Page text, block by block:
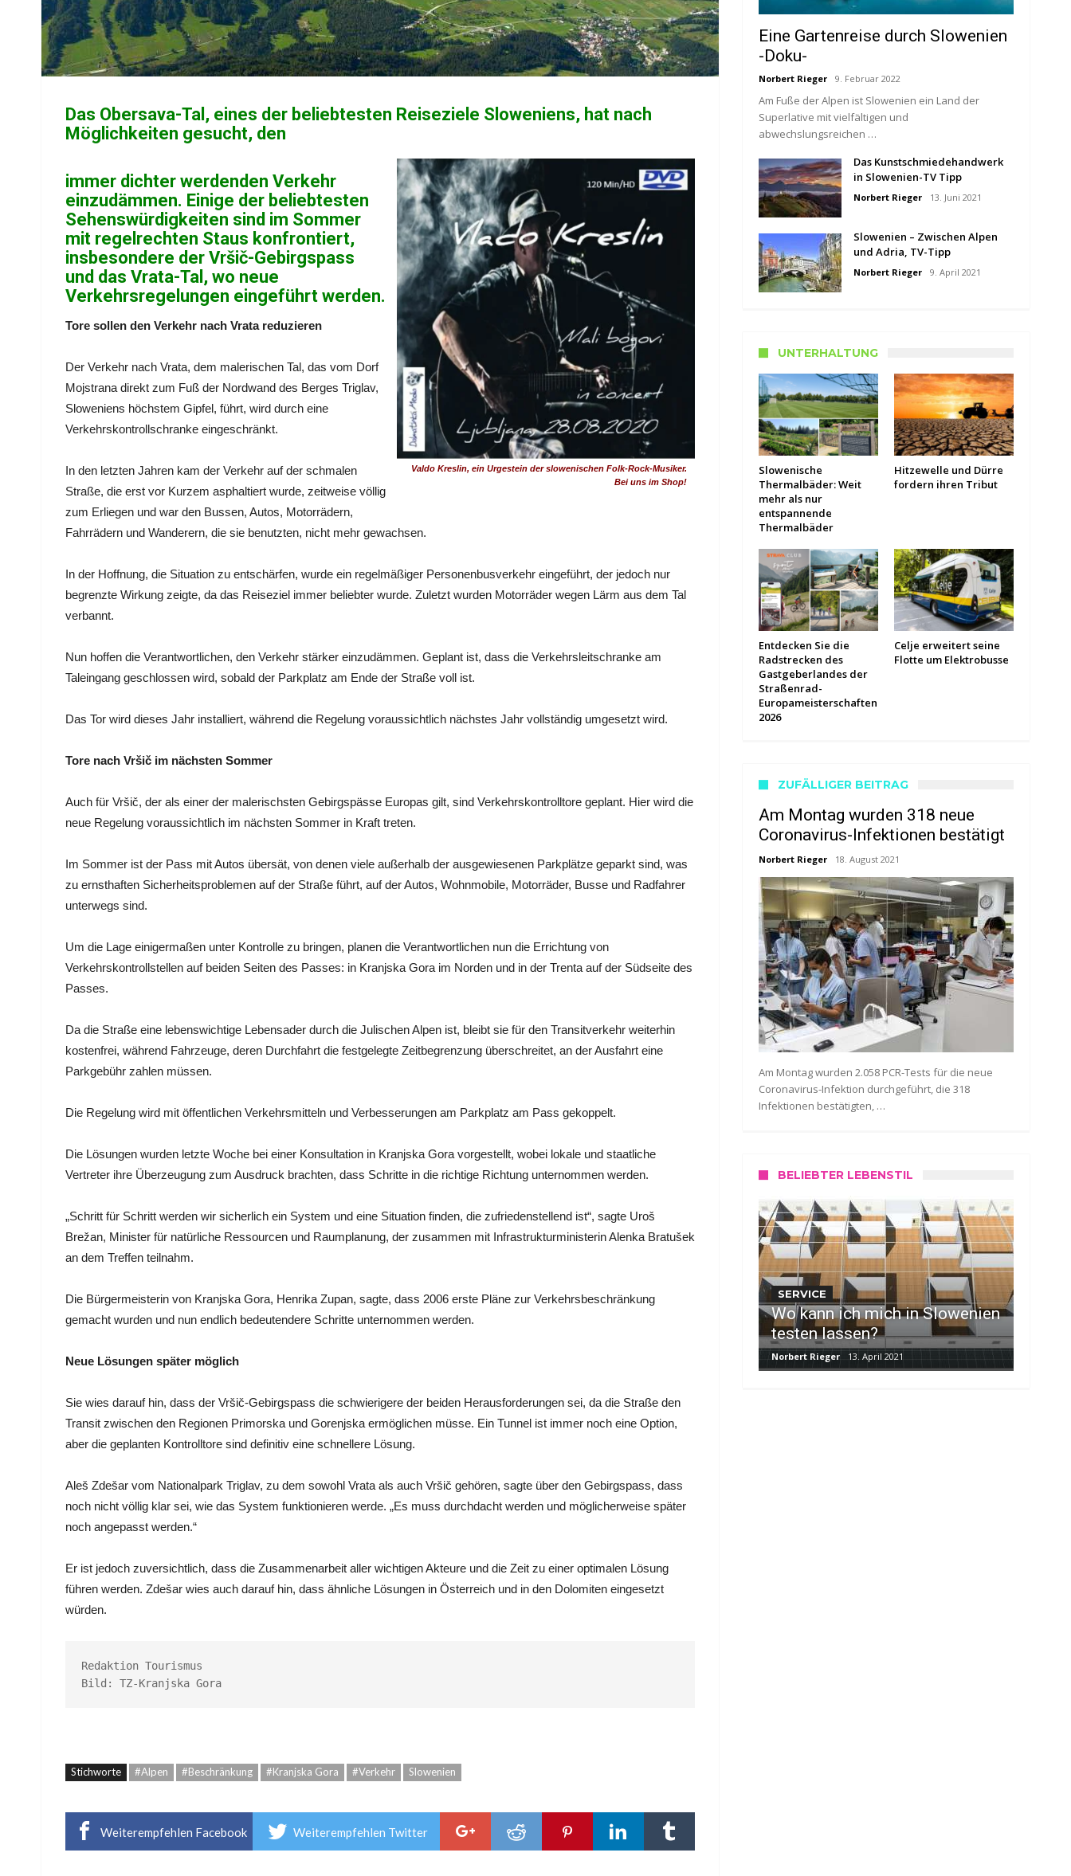
Das Obersava-Tal, eines der beliebtesten Reiseziele Sloweniens, hat nach
Möglichkeiten gesucht, den
Valdo Kreslin, ein Urgestein der slowenischen Folk-Rock-Musiker.
Bei uns im Shop!
immer dichter werdenden Verkehr
einzudämmen. Einige der beliebtesten
Sehenswürdigkeiten sind im Sommer
mit regelrechten Staus konfrontiert,
insbesondere der Vršič-Gebirgspass
und das Vrata-Tal, wo neue
Verkehrsregelungen eingeführt werden.
Tore sollen den Verkehr nach Vrata reduzieren
Der Verkehr nach Vrata, dem malerischen Tal, das vom Dorf
Mojstrana direkt zum Fuß der Nordwand des Berges Triglav,
Sloweniens höchstem Gipfel, führt, wird durch eine
Verkehrskontrollschranke eingeschränkt.
In den letzten Jahren kam der Verkehr auf der schmalen
Straße, die erst vor Kurzem asphaltiert wurde, zeitweise völlig
zum Erliegen und war den Bussen, Autos, Motorrädern,
Fahrrädern und Wanderern, die sie benutzten, nicht mehr gewachsen.
In der Hoffnung, die Situation zu entschärfen, wurde ein regelmäßiger Personenbusverkehr eingeführt, der jedoch nur
begrenzte Wirkung zeigte, da das Reiseziel immer beliebter wurde. Zuletzt wurden Motorräder wegen Lärm aus dem Tal
verbannt.
Nun hoffen die Verantwortlichen, den Verkehr stärker einzudämmen. Geplant ist, dass die Verkehrsleitschranke am
Taleingang geschlossen wird, sobald der Parkplatz am Ende der Straße voll ist.
Das Tor wird dieses Jahr installiert, während die Regelung voraussichtlich nächstes Jahr vollständig umgesetzt wird.
Tore nach Vršič im nächsten Sommer
Auch für Vršič, der als einer der malerischsten Gebirgspässe Europas gilt, sind Verkehrskontrolltore geplant. Hier wird die
neue Regelung voraussichtlich im nächsten Sommer in Kraft treten.
Im Sommer ist der Pass mit Autos übersät, von denen viele außerhalb der ausgewiesenen Parkplätze geparkt sind, was
zu ernsthaften Sicherheitsproblemen auf der Straße führt, auf der Autos, Wohnmobile, Motorräder, Busse und Radfahrer
unterwegs sind.
Um die Lage einigermaßen unter Kontrolle zu bringen, planen die Verantwortlichen nun die Errichtung von
Verkehrskontrollstellen auf beiden Seiten des Passes: in Kranjska Gora im Norden und in der Trenta auf der Südseite des
Passes.
Da die Straße eine lebenswichtige Lebensader durch die Julischen Alpen ist, bleibt sie für den Transitverkehr weiterhin
kostenfrei, während Fahrzeuge, deren Durchfahrt die festgelegte Zeitbegrenzung überschreitet, an der Ausfahrt eine
Parkgebühr zahlen müssen.
Die Regelung wird mit öffentlichen Verkehrsmitteln und Verbesserungen am Parkplatz am Pass gekoppelt.
Die Lösungen wurden letzte Woche bei einer Konsultation in Kranjska Gora vorgestellt, wobei lokale und staatliche
Vertreter ihre Überzeugung zum Ausdruck brachten, dass Schritte in die richtige Richtung unternommen werden.
„Schritt für Schritt werden wir sicherlich ein System und eine Situation finden, die zufriedenstellend ist“, sagte Uroš
Brežan, Minister für natürliche Ressourcen und Raumplanung, der zusammen mit Infrastrukturministerin Alenka Bratušek
an dem Treffen teilnahm.
Die Bürgermeisterin von Kranjska Gora, Henrika Zupan, sagte, dass 2006 erste Pläne zur Verkehrsbeschränkung
gemacht wurden und nun endlich bedeutendere Schritte unternommen werden.
Neue Lösungen später möglich
Sie wies darauf hin, dass der Vršič-Gebirgspass die schwierigere der beiden Herausforderungen sei, da die Straße den
Transit zwischen den Regionen Primorska und Gorenjska ermöglichen müsse. Ein Tunnel ist immer noch eine Option,
aber die geplanten Kontrolltore sind definitiv eine schnellere Lösung.
Aleš Zdešar vom Nationalpark Triglav, zu dem sowohl Vrata als auch Vršič gehören, sagte über den Gebirgspass, dass
noch nicht völlig klar sei, wie das System funktionieren werde. „Es muss durchdacht werden und möglicherweise später
noch angepasst werden.“
Er ist jedoch zuversichtlich, dass die Zusammenarbeit aller wichtigen Akteure und die Zeit zu einer optimalen Lösung
führen werden. Zdešar wies auch darauf hin, dass ähnliche Lösungen in Österreich und in den Dolomiten eingesetzt
würden.
Redaktion Tourismus
Bild: TZ-Kranjska Gora
Stichworte #Alpen #Beschränkung #Kranjska Gora #Verkehr Slowenien
Weiterempfehlen Facebook Weiterempfehlen Twitter
Eine Gartenreise durch Slowenien
-Doku-
Norbert Rieger 9. Februar 2022
Am Fuße der Alpen ist Slowenien ein Land der
Superlative mit vielfältigen und
abwechslungsreichen …
Das Kunstschmiedehandwerk
in Slowenien-TV Tipp
Norbert Rieger 13. Juni 2021
Slowenien – Zwischen Alpen
und Adria, TV-Tipp
Norbert Rieger 9. April 2021
UNTERHALTUNG
Slowenische
Thermalbäder: Weit
mehr als nur
entspannende
Thermalbäder
Hitzewelle und Dürre
fordern ihren Tribut
Entdecken Sie die
Radstrecken des
Gastgeberlandes der
Straßenrad-
Europameisterschaften
2026
Celje erweitert seine
Flotte um Elektrobusse
ZUFÄLLIGER BEITRAG
Am Montag wurden 318 neue
Coronavirus-Infektionen bestätigt
Norbert Rieger 18. August 2021
Am Montag wurden 2.058 PCR-Tests für die neue
Coronavirus-Infektion durchgeführt, die 318
Infektionen bestätigten, …
BELIEBTER LEBENSTIL
SERVICE
Wo kann ich mich in Slowenien
testen lassen?
Norbert Rieger 13. April 2021